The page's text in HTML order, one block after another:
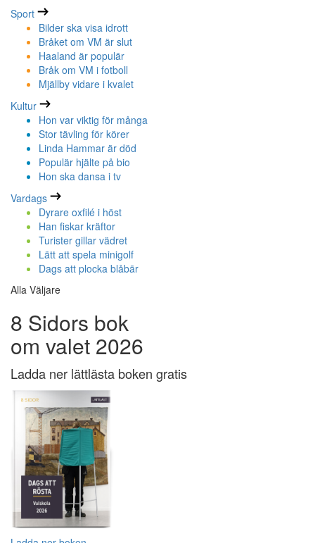
Sport
Bilder ska visa idrott
Bråket om VM är slut
Haaland är populär
Bråk om VM i fotboll
Mjällby vidare i kvalet
Kultur
Hon var viktig för många
Stor tävling för körer
Linda Hammar är död
Populär hjälte på bio
Hon ska dansa i tv
Vardags
Dyrare oxfilé i höst
Han fiskar kräftor
Turister gillar vädret
Lätt att spela minigolf
Dags att plocka blåbär
Alla Väljare
8 Sidors bok
om valet 2026
Ladda ner lättlästa boken gratis